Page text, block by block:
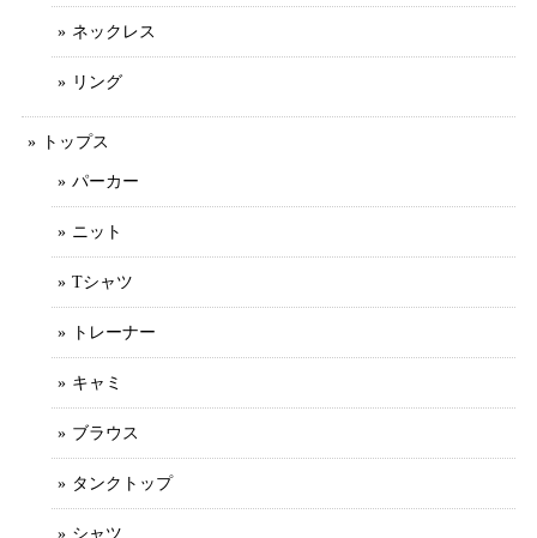
ネックレス
リング
トップス
パーカー
ニット
Tシャツ
トレーナー
キャミ
ブラウス
タンクトップ
シャツ